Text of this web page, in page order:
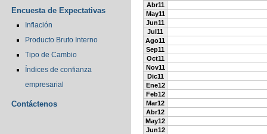
Encuesta de Expectativas
Inflación
Producto Bruto Interno
Tipo de Cambio
Índices de confianza
empresarial
Contáctenos
Abr11
May11
Jun11
Jul11
Ago11
Sep11
Oct11
Nov11
Dic11
Ene12
Feb12
Mar12
Abr12
May12
Jun12